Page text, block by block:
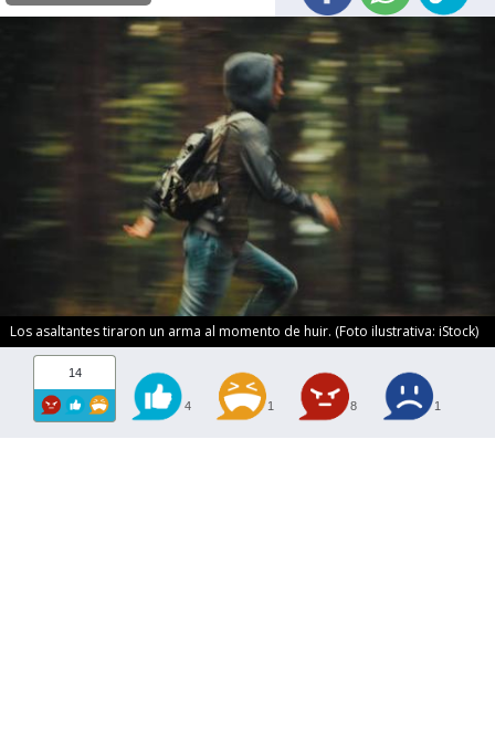
Los asaltantes tiraron un arma al momento de huir. (Foto ilustrativa: iStock)
14
4 1 8 1